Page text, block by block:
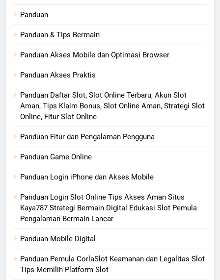
Panduan
Panduan & Tips Bermain
Panduan Akses Mobile dan Optimasi Browser
Panduan Akses Praktis
Panduan Daftar Slot, Slot Online Terbaru, Akun Slot
Aman, Tips Klaim Bonus, Slot Online Aman, Strategi Slot
Online, Fitur Slot Online
Panduan Fitur dan Pengalaman Pengguna
Panduan Game Online
Panduan Login iPhone dan Akses Mobile
Panduan Login Slot Online Tips Akses Aman Situs
Kaya787 Strategi Bermain Digital Edukasi Slot Pemula
Pengalaman Bermain Lancar
Panduan Mobile Digital
Panduan Pemula CorlaSlot Keamanan dan Legalitas Slot
Tips Memilih Platform Slot